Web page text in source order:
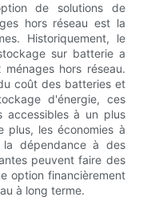
de solutions de
hors réseau est la
Historiquement, le
sur batterie a
hors réseau.
coût des batteries et
d'énergie, ces
accessibles à un plus
plus, les économies à
dépendance à des
peuvent faire des
option financièrement
à long terme.